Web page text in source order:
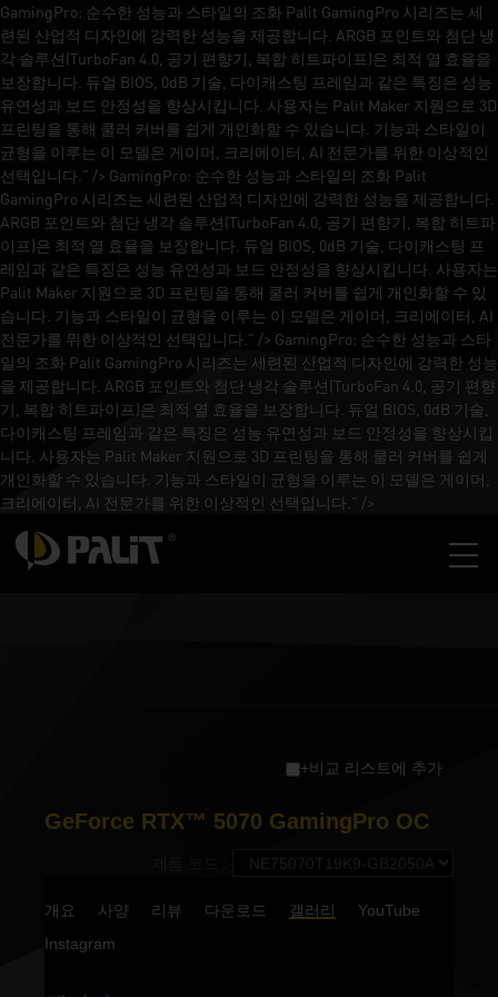
GamingPro: 순수한 성능과 스타일의 조화 Palit GamingPro 시리즈는 세
련된 산업적 디자인에 강력한 성능을 제공합니다. ARGB 포인트와 첨단 냉
각 솔루션(TurboFan 4.0, 공기 편향기, 복합 히트파이프)은 최적 열 효율을
보장합니다. 듀얼 BIOS, 0dB 기술, 다이캐스팅 프레임과 같은 특징은 성능
유연성과 보드 안정성을 향상시킵니다. 사용자는 Palit Maker 지원으로 3D
프린팅을 통해 쿨러 커버를 쉽게 개인화할 수 있습니다. 기능과 스타일이
균형을 이루는 이 모델은 게이머, 크리에이터, AI 전문가를 위한 이상적인
선택입니다." /> GamingPro: 순수한 성능과 스타일의 조화 Palit
GamingPro 시리즈는 세련된 산업적 디자인에 강력한 성능을 제공합니다.
ARGB 포인트와 첨단 냉각 솔루션(TurboFan 4.0, 공기 편향기, 복합 히트파
이프)은 최적 열 효율을 보장합니다. 듀얼 BIOS, 0dB 기술, 다이캐스팅 프
레임과 같은 특징은 성능 유연성과 보드 안정성을 향상시킵니다. 사용자는
Palit Maker 지원으로 3D 프린팅을 통해 쿨러 커버를 쉽게 개인화할 수 있
습니다. 기능과 스타일이 균형을 이루는 이 모델은 게이머, 크리에이터, AI
전문가를 위한 이상적인 선택입니다." /> GamingPro: 순수한 성능과 스타
일의 조화 Palit GamingPro 시리즈는 세련된 산업적 디자인에 강력한 성능
을 제공합니다. ARGB 포인트와 첨단 냉각 솔루션(TurboFan 4.0, 공기 편향
기, 복합 히트파이프)은 최적 열 효율을 보장합니다. 듀얼 BIOS, 0dB 기술,
다이캐스팅 프레임과 같은 특징은 성능 유연성과 보드 안정성을 향상시킵
니다. 사용자는 Palit Maker 지원으로 3D 프린팅을 통해 쿨러 커버를 쉽게
개인화할 수 있습니다. 기능과 스타일이 균형을 이루는 이 모델은 게이머,
크리에이터, AI 전문가를 위한 이상적인 선택입니다." />
+비교 리스트에 추가
GeForce RTX™ 5070 GamingPro OC
개요 사양 리뷰 다운로드 갤러리
YouTube
Instagram